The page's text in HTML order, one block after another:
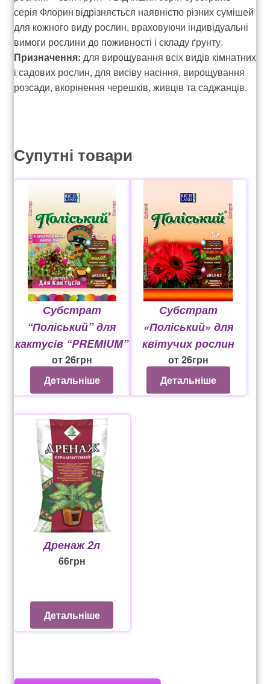
серія Флорин відрізняється наявністю різних сумішей
для кожного виду рослин, враховуючи індивідуальні
вимоги рослини до поживності і складу ґрунту.
Призначення: для вирощування всіх видів кімнатних
і садових рослин, для висіву насіння, вирощування
розсади, вкорінення черешків, живців та саджанців.
Супутні товари
Субстрат
“Поліський” для
кактусів “PREMIUM”
от26грн
Детальніше
Субстрат
«Поліський» для
квітучих рослин
от26грн
Детальніше
Дренаж 2л
66грн
Детальніше